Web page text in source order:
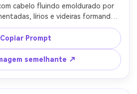
cabelo fluindo emoldurado por
lírios e videiras formando
linha curva elegante, cor plana
sotaques gradientes, paleta
ouro e marfim, textura de papel
de título ornamentada para
refinado pôster decorativo
cinematográfica suave- -ar 4:5
Copiar Prompt
semelhante ↗